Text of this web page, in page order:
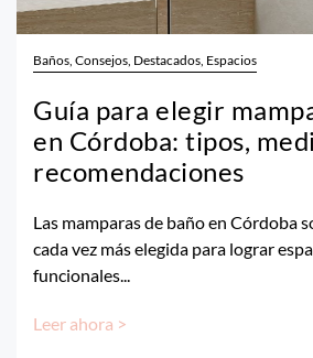
Baños, Consejos, Destacados, Espacios
Guía para elegir
en Córdoba: tipos,
recomendaciones
Las mamparas de baño en Córdoba
cada vez más elegida para lograr
funcionales...
Leer ahora >